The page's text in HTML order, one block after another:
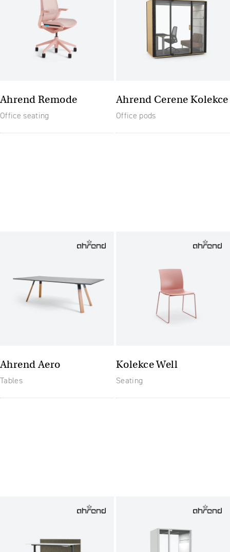
Ahrend Remode
Office seating
Ahrend Cerene Kolekce
Office pods
Ahrend Aero
Tables
Kolekce Well
Seating